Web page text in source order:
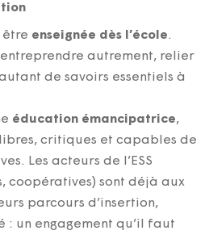
être enseignée dès l’école.
autrement, relier
de savoirs essentiels à
éducation émancipatrice,
critiques et capables de
Les acteurs de l’ESS
coopératives) sont déjà aux
parcours d’insertion,
: un engagement qu’il faut